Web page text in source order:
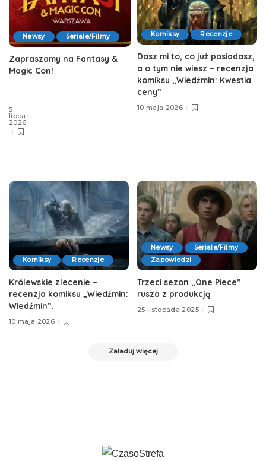
Newsy Seriale/Filmy
Zapraszamy na Fantasy &
Magic Con!
5
lipca
2026
Komiksy Recenzje
Dasz mi to, co już posiadasz,
a o tym nie wiesz – recenzja
komiksu „Wiedźmin: Kwestia
ceny”
10 maja 2026
Komiksy Recenzje
Królewskie zlecenie –
recenzja komiksu „Wiedźmin:
Wiedźmin”.
10 maja 2026
Newsy
Seriale/Filmy
Zapowiedzi
Trzeci sezon „One Piece”
rusza z produkcją
25 listopada 2025
Załaduj więcej